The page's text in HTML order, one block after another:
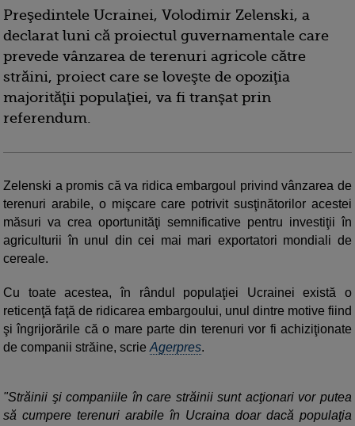
Preşedintele Ucrainei, Volodimir Zelenski, a
declarat luni că proiectul guvernamentale care
prevede vânzarea de terenuri agricole către
străini, proiect care se loveşte de opoziţia
majorităţii populaţiei, va fi tranşat prin
referendum.
Zelenski a promis că va ridica embargoul privind vânzarea de
terenuri arabile, o mişcare care potrivit susţinătorilor acestei
măsuri va crea oportunităţi semnificative pentru investiţii în
agriculturii în unul din cei mai mari exportatori mondiali de
cereale.
Cu toate acestea, în rândul populaţiei Ucrainei există o
reticenţă faţă de ridicarea embargoului, unul dintre motive fiind
şi îngrijorările că o mare parte din terenuri vor fi achiziţionate
de companii străine, scrie Agerpres.
"Străinii şi companiile în care străinii sunt acţionari vor putea
să cumpere terenuri arabile în Ucraina doar dacă populaţia